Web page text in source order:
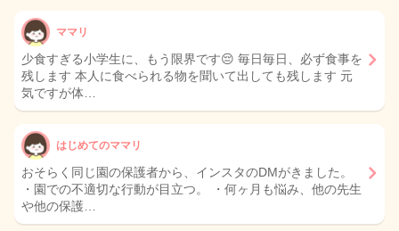
ママリ
少食すぎる小学生に、もう限界です😔 毎日毎日、必ず食事を
残します 本人に食べられる物を聞いて出しても残します 元
気ですが体…
はじめてのママリ
おそらく同じ園の保護者から、インスタのDMがきました。
・園での不適切な行動が目立つ。 ・何ヶ月も悩み、他の先生
や他の保護…